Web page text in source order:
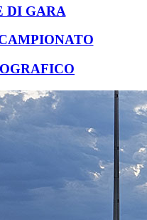
DI GARA